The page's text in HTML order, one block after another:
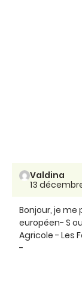
Valdina
13
Bonjour, je
européen- S
Agricole - Les
-